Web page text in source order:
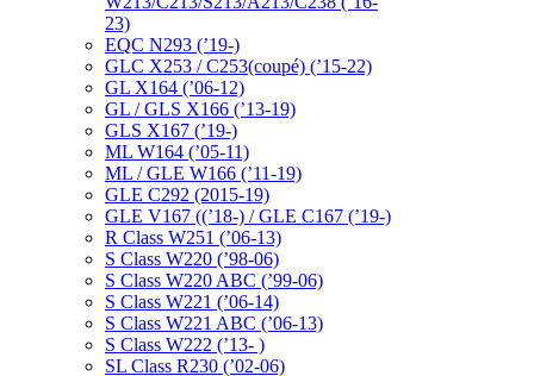
23)
EQC N293 (’19-)
GLC X253 / C253(coupé) (’15-22)
GL X164 (’06-12)
GL / GLS X166 (’13-19)
GLS X167 (’19-)
ML W164 (’05-11)
ML / GLE W166 (’11-19)
GLE C292 (2015-19)
GLE V167 ((’18-) / GLE C167 (’19-)
R Class W251 (’06-13)
S Class W220 (’98-06)
S Class W220 ABC (’99-06)
S Class W221 (’06-14)
S Class W221 ABC (’06-13)
S Class W222 (’13- )
SL Class R230 (’02-06)